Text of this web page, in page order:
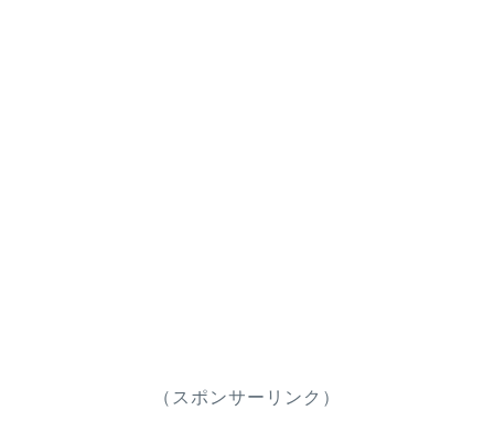
（スポンサーリンク）